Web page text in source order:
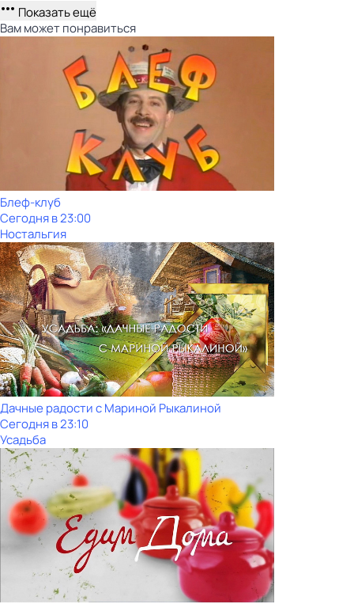
Показать ещё
Вам может понравиться
Блеф-клуб
Сегодня в 23:00
Ностальгия
Дачные радости с Мариной Рыкалиной
Сегодня в 23:10
Усадьба